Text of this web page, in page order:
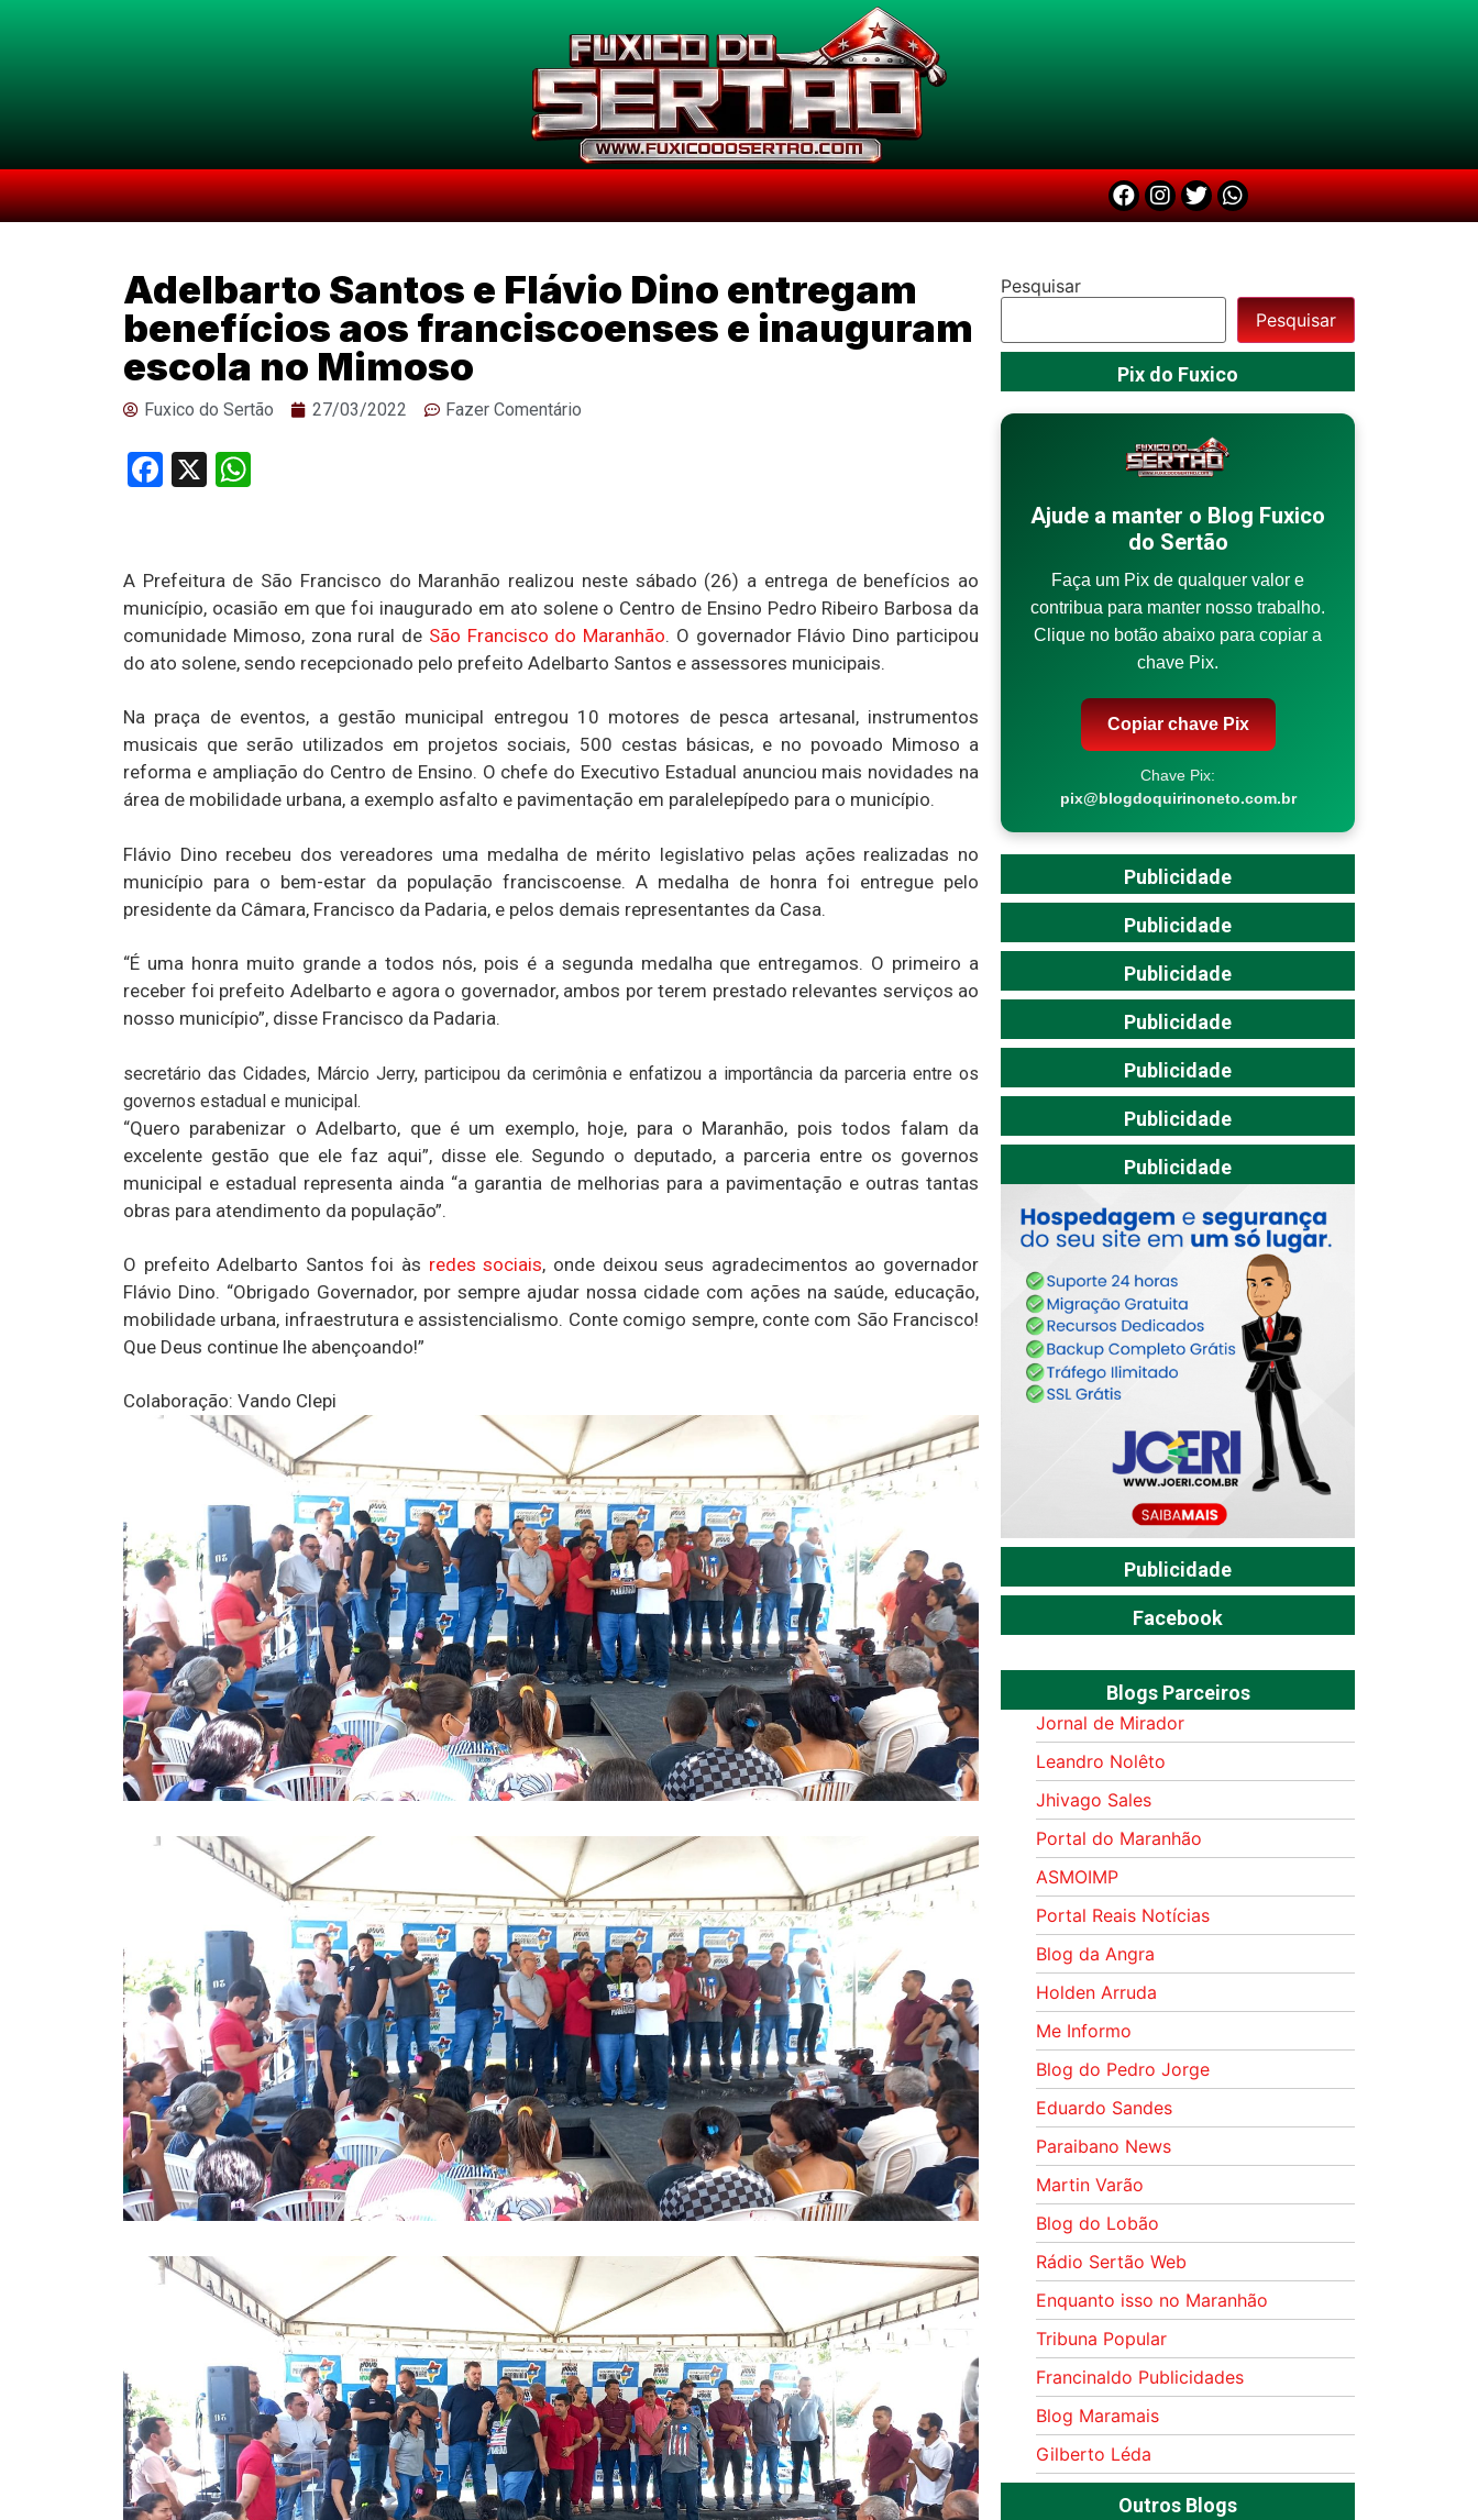
Adelbarto Santos e Flávio Dino entregam
benefícios aos franciscoenses e inauguram
escola no Mimoso
Fuxico do Sertão 27/03/2022 Fazer Comentário
Facebook
X
A Prefeitura de São Francisco do Maranhão realizou neste sábado (26) a entrega de benefícios ao
município, ocasião em que foi inaugurado em ato solene o Centro de Ensino Pedro Ribeiro Barbosa da
comunidade Mimoso, zona rural de São Francisco do Maranhão. O governador Flávio Dino participou
do ato solene, sendo recepcionado pelo prefeito Adelbarto Santos e assessores municipais.
Na praça de eventos, a gestão municipal entregou 10 motores de pesca artesanal, instrumentos
musicais que serão utilizados em projetos sociais, 500 cestas básicas, e no povoado Mimoso a
reforma e ampliação do Centro de Ensino. O chefe do Executivo Estadual anunciou mais novidades na
área de mobilidade urbana, a exemplo asfalto e pavimentação em paralelepípedo para o município.
Flávio Dino recebeu dos vereadores uma medalha de mérito legislativo pelas ações realizadas no
município para o bem-estar da população franciscoense. A medalha de honra foi entregue pelo
presidente da Câmara, Francisco da Padaria, e pelos demais representantes da Casa.
“É uma honra muito grande a todos nós, pois é a segunda medalha que entregamos. O primeiro a
receber foi prefeito Adelbarto e agora o governador, ambos por terem prestado relevantes serviços ao
nosso município”, disse Francisco da Padaria.
secretário das Cidades, Márcio Jerry, participou da cerimônia e enfatizou a importância da parceria entre os
governos estadual e municipal.
“Quero parabenizar o Adelbarto, que é um exemplo, hoje, para o Maranhão, pois todos falam da
excelente gestão que ele faz aqui”, disse ele. Segundo o deputado, a parceria entre os governos
municipal e estadual representa ainda “a garantia de melhorias para a pavimentação e outras tantas
obras para atendimento da população”.
O prefeito Adelbarto Santos foi às redes sociais, onde deixou seus agradecimentos ao governador
Flávio Dino. “Obrigado Governador, por sempre ajudar nossa cidade com ações na saúde, educação,
mobilidade urbana, infraestrutura e assistencialismo. Conte comigo sempre, conte com São Francisco!
Que Deus continue lhe abençoando!”
Colaboração: Vando Clepi
Pesquisar
Pesquisar
Pix do Fuxico
Ajude a manter o Blog Fuxico
do Sertão
Faça um Pix de qualquer valor e
contribua para manter nosso trabalho.
Clique no botão abaixo para copiar a
chave Pix.
Copiar chave Pix
Chave Pix:
pix@blogdoquirinoneto.com.br
Publicidade
Publicidade
Publicidade
Publicidade
Publicidade
Publicidade
Publicidade
Publicidade
Facebook
Blogs Parceiros
Jornal de Mirador
Leandro Nolêto
Jhivago Sales
Portal do Maranhão
ASMOIMP
Portal Reais Notí­cias
Blog da Angra
Holden Arruda
Me Informo
Blog do Pedro Jorge
Eduardo Sandes
Paraibano News
Martin Varão
Blog do Lobão
Rádio Sertão Web
Enquanto isso no Maranhão
Tribuna Popular
Francinaldo Publicidades
Blog Maramais
Gilberto Léda
Outros Blogs